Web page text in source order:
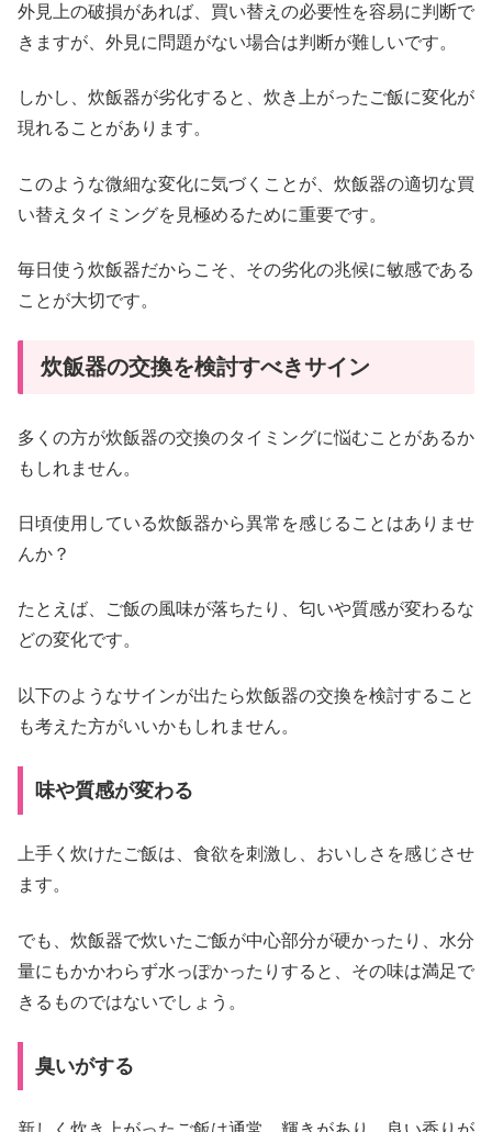
外見上の破損があれば、買い替えの必要性を容易に判断で
きますが、外見に問題がない場合は判断が難しいです。
しかし、炊飯器が劣化すると、炊き上がったご飯に変化が
現れることがあります。
このような微細な変化に気づくことが、炊飯器の適切な買
い替えタイミングを見極めるために重要です。
毎日使う炊飯器だからこそ、その劣化の兆候に敏感である
ことが大切です。
炊飯器の交換を検討すべきサイン
多くの方が炊飯器の交換のタイミングに悩むことがあるか
もしれません。
日頃使用している炊飯器から異常を感じることはありませ
んか？
たとえば、ご飯の風味が落ちたり、匂いや質感が変わるな
どの変化です。
以下のようなサインが出たら炊飯器の交換を検討すること
も考えた方がいいかもしれません。
味や質感が変わる
上手く炊けたご飯は、食欲を刺激し、おいしさを感じさせ
ます。
でも、炊飯器で炊いたご飯が中心部分が硬かったり、水分
量にもかかわらず水っぽかったりすると、その味は満足で
きるものではないでしょう。
臭いがする